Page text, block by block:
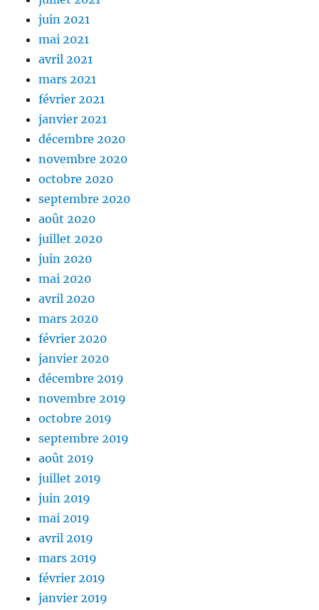
juin 2021
mai 2021
avril 2021
mars 2021
février 2021
janvier 2021
décembre 2020
novembre 2020
octobre 2020
septembre 2020
août 2020
juillet 2020
juin 2020
mai 2020
avril 2020
mars 2020
février 2020
janvier 2020
décembre 2019
novembre 2019
octobre 2019
septembre 2019
août 2019
juillet 2019
juin 2019
mai 2019
avril 2019
mars 2019
février 2019
janvier 2019